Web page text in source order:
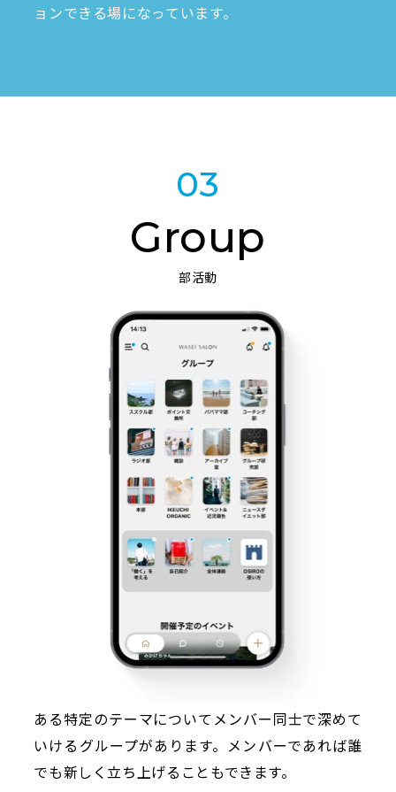
ョンできる場になっています。
03
Group
部活動
ある特定のテーマについてメンバー同士で深めて
いけるグループがあります。メンバーであれば誰
でも新しく立ち上げることもできます。